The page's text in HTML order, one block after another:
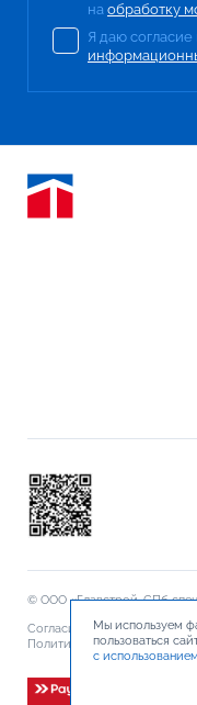
на обработку
Я даю согласие
© ООО «Главстрой-СПб
Согласие на обработку
Политика обработки
Мы используем
пользоваться
с